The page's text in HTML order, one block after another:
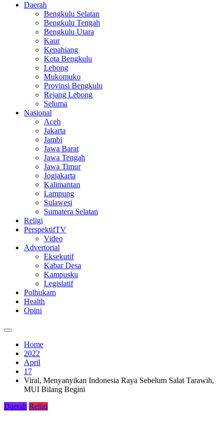
Daerah
Bengkulu Selatan
Bengkulu Tengah
Bengkulu Utara
Kaur
Kepahiang
Kota Bengkulu
Lebong
Mukomuko
Provinsi Bengkulu
Rejang Lebong
Seluma
Nasional
Aceh
Jakarta
Jambi
Jawa Barat
Jawa Tengah
Jawa Timur
Jogjakarta
Kalimantan
Lampung
Sulawesi
Sumatera Selatan
Religi
PerspektifTV
Video
Advertorial
Eksekutif
Kabar Desa
Kampusku
Legislatif
Polhukam
Health
Opini
Home
2022
April
17
Viral, Menyanyikan Indonesia Raya Sebelum Salat Tarawih,
MUI Bilang Begini
Daerah Religi